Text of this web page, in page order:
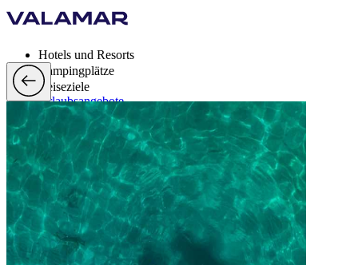
Hotels und Resorts
Campingplätze
Reiseziele
Urlaubsangebote
Valamar Rewards
Brands
Mehr
de, EUR